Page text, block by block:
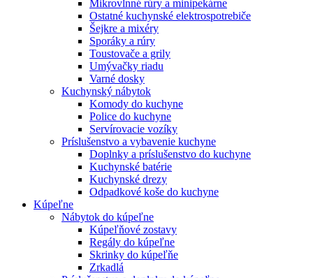
Mikrovlnné rúry a minipekárne
Ostatné kuchynské elektrospotrebiče
Šejkre a mixéry
Sporáky a rúry
Toustovače a grily
Umývačky riadu
Varné dosky
Kuchynský nábytok
Komody do kuchyne
Police do kuchyne
Servírovacie vozíky
Príslušenstvo a vybavenie kuchyne
Doplnky a príslušenstvo do kuchyne
Kuchynské batérie
Kuchynské drezy
Odpadkové koše do kuchyne
Kúpeľne
Nábytok do kúpeľne
Kúpeľňové zostavy
Regály do kúpeľne
Skrinky do kúpeľňe
Zrkadlá